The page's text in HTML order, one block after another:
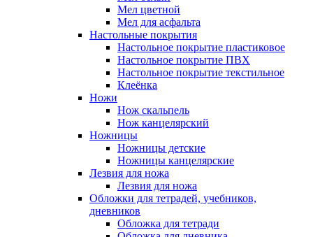
Мел цветной
Мел для асфальта
Настольные покрытия
Настольное покрытие пластиковое
Настольное покрытие ПВХ
Настольное покрытие текстильное
Клеёнка
Ножи
Нож скальпель
Нож канцелярский
Ножницы
Ножницы детские
Ножницы канцелярские
Лезвия для ножа
Лезвия для ножа
Обложки для тетрадей, учебников,
дневников
Обложка для тетради